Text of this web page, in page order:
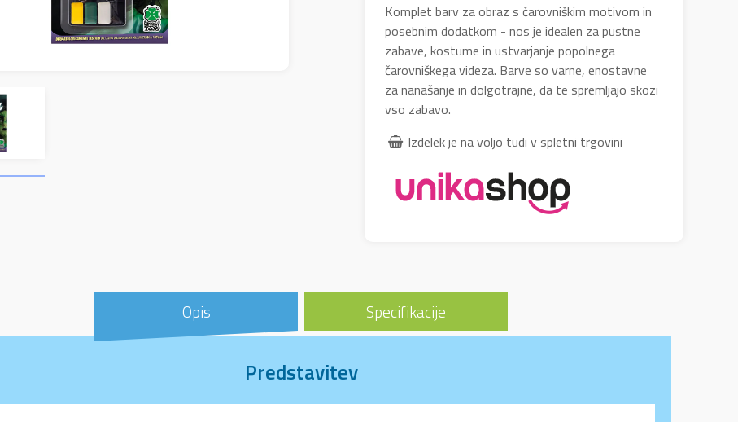
Komplet barv za obraz s čarovniškim motivom in
posebnim dodatkom - nos je idealen za pustne
zabave, kostume in ustvarjanje popolnega
čarovniškega videza. Barve so varne, enostavne
za nanašanje in dolgotrajne, da te spremljajo skozi
vso zabavo.
Izdelek je na voljo tudi v spletni trgovini
Opis Specifikacije
Predstavitev